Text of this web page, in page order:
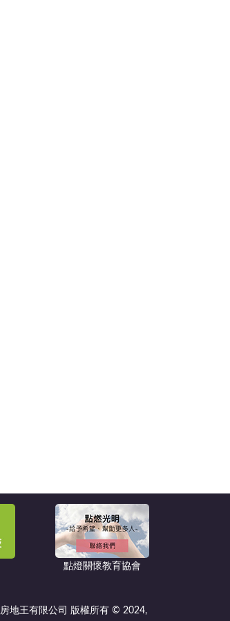
點燈關懷教育協會
房地王有限公司 版權所有 © 2024,